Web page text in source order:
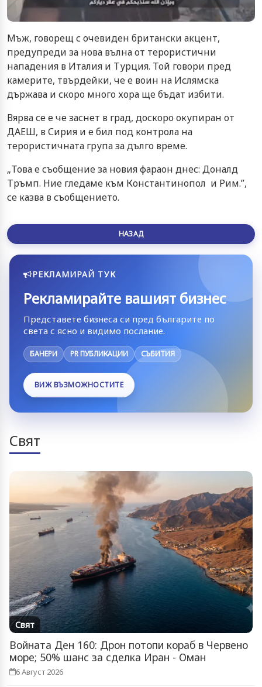
Мъж, говорещ с очевиден британски акцент,
предупреди за нова вълна от терористични
нападения в Италия и Турция. Той говори пред
камерите, твърдейки, че е воин на Ислямска
държава и скоро много хора ще бъдат избити.
Вярва се е че заснет в град, доскоро окупиран от
ДАЕШ, в Сирия и е бил под контрола на
терористичната група за дълго време.
„Това е съобщение за новия фараон днес: Доналд
Тръмп. Ние гледаме към Константинопол и Рим.”,
се казва в съобщението.
НАЗАД
РЕКЛАМИРАЙ ТУК
Рекламирайте вашият бизнес
Представете бизнеса си пред българите по
света с ясно и видимо послание.
БАНЕРИ PR ПУБЛИКАЦИИ СЪБИТИЯ
ВИЖ ВЪЗМОЖНОСТИТЕ
Свят
Свят
Войната Ден 160: Дрон потопи кораб в Червено
море; 50% шанс за сделка Иран - Оман
6 Август 2026